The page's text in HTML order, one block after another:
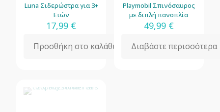
Luna Σιδερώστρα για 3+
Ετών
17,99 €
Προσθήκη στο καλάθι
Playmobil Σπινόσαυρος
με διπλή πανοπλία
49,99 €
Διαβάστε περισσότερα